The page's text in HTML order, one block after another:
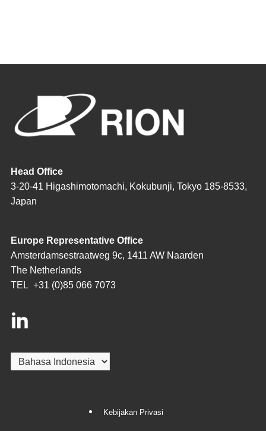
Head Office
3-20-41 Higashimotomachi, Kokubunji, Tokyo 185-8533,
Japan
Europe Representative Office
Amsterdamsestraatweg 9c, 1411 AW Naarden
The Netherlands
TEL +31 (0)85 066 7073
Pilih
Kebijakan Privasi